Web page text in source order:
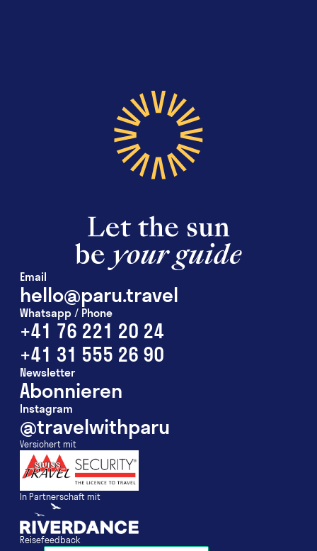
Email
hello@paru.travel
Whatsapp / Phone
+41 76 221 20 24
+41 31 555 26 90
Newsletter
Abonnieren
Instagram
@travelwithparu
Versichert mit
In Partnerschaft mit
Reisefeedback